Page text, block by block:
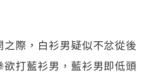
之際，白衫男疑似不忿從後
欲打藍衫男，藍衫男即低頭